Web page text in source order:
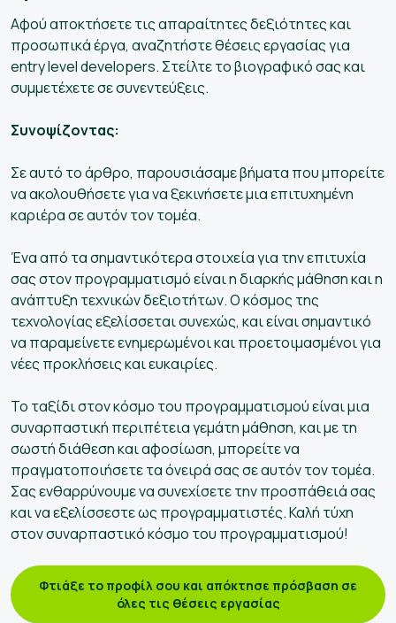
Αφού αποκτήσετε τις απαραίτητες δεξιότητες και
προσωπικά έργα, αναζητήστε θέσεις εργασίας για
entry level developers. Στείλτε το βιογραφικό σας και
συμμετέχετε σε συνεντεύξεις.
Συνοψίζοντας:
Σε αυτό το άρθρο, παρουσιάσαμε βήματα που μπορείτε
να ακολουθήσετε για να ξεκινήσετε μια επιτυχημένη
καριέρα σε αυτόν τον τομέα.
Ένα από τα σημαντικότερα στοιχεία για την επιτυχία
σας στον προγραμματισμό είναι η διαρκής μάθηση και η
ανάπτυξη τεχνικών δεξιοτήτων. Ο κόσμος της
τεχνολογίας εξελίσσεται συνεχώς, και είναι σημαντικό
να παραμείνετε ενημερωμένοι και προετοιμασμένοι για
νέες προκλήσεις και ευκαιρίες.
Το ταξίδι στον κόσμο του προγραμματισμού είναι μια
συναρπαστική περιπέτεια γεμάτη μάθηση, και με τη
σωστή διάθεση και αφοσίωση, μπορείτε να
πραγματοποιήσετε τα όνειρά σας σε αυτόν τον τομέα.
Σας ενθαρρύνουμε να συνεχίσετε την προσπάθειά σας
και να εξελίσσεστε ως προγραμματιστές. Καλή τύχη
στον συναρπαστικό κόσμο του προγραμματισμού!
Φτιάξε το προφίλ σου και απόκτησε πρόσβαση σε
όλες τις θέσεις εργασίας